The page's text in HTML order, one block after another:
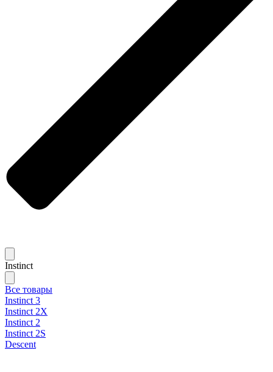
Instinct
Все товары
Instinct 3
Instinct 2X
Instinct 2
Instinct 2S
Descent